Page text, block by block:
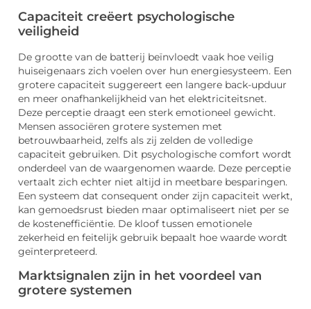
Capaciteit creëert psychologische
veiligheid
De grootte van de batterij beïnvloedt vaak hoe veilig
huiseigenaars zich voelen over hun energiesysteem. Een
grotere capaciteit suggereert een langere back-upduur
en meer onafhankelijkheid van het elektriciteitsnet.
Deze perceptie draagt een sterk emotioneel gewicht.
Mensen associëren grotere systemen met
betrouwbaarheid, zelfs als zij zelden de volledige
capaciteit gebruiken. Dit psychologische comfort wordt
onderdeel van de waargenomen waarde. Deze perceptie
vertaalt zich echter niet altijd in meetbare besparingen.
Een systeem dat consequent onder zijn capaciteit werkt,
kan gemoedsrust bieden maar optimaliseert niet per se
de kostenefficiëntie. De kloof tussen emotionele
zekerheid en feitelijk gebruik bepaalt hoe waarde wordt
geïnterpreteerd.
Marktsignalen zijn in het voordeel van
grotere systemen